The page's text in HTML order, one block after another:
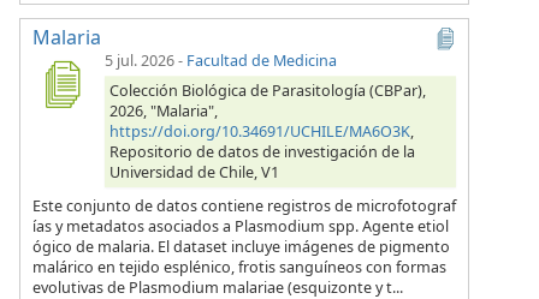
Malaria
5 jul. 2026- Facultad de Medicina
Colección Biológica de Parasitología (CBPar),
2026, "Malaria",
https://doi.org/10.34691/UCHILE/MA6O3K,
Repositorio de datos de investigación de la
Universidad de Chile, V1
Este conjunto de datos contiene registros de microfotograf
ías y metadatos asociados a Plasmodium spp. Agente etiol
ógico de malaria. El dataset incluye imágenes de pigmento
malárico en tejido esplénico, frotis sanguíneos con formas
evolutivas de Plasmodium malariae (esquizonte y t...